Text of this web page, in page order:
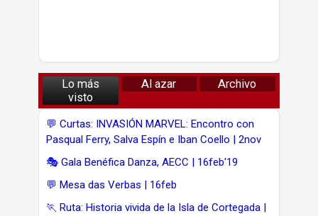
Lo más
visto
Al azar Archivo
💬 Curtas: INVASIÓN MARVEL: Encontro con
Pasqual Ferry, Salva Espín e Iban Coello | 2nov
🎭 Gala Benéfica Danza, AECC | 16feb'19
💬 Mesa das Verbas | 16feb
🏃 Ruta: Historia vivida de la Isla de Cortegada |